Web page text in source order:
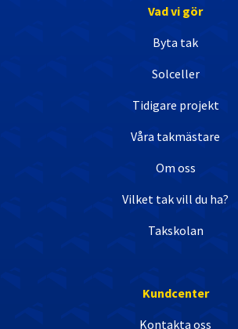
Vad vi gör
Byta tak
Solceller
Tidigare projekt
Våra takmästare
Om oss
Vilket tak vill du ha?
Takskolan
Kundcenter
Kontakta oss